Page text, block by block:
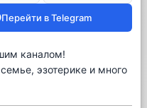
Перейти в Telegram
каналом!
эзотерике и много